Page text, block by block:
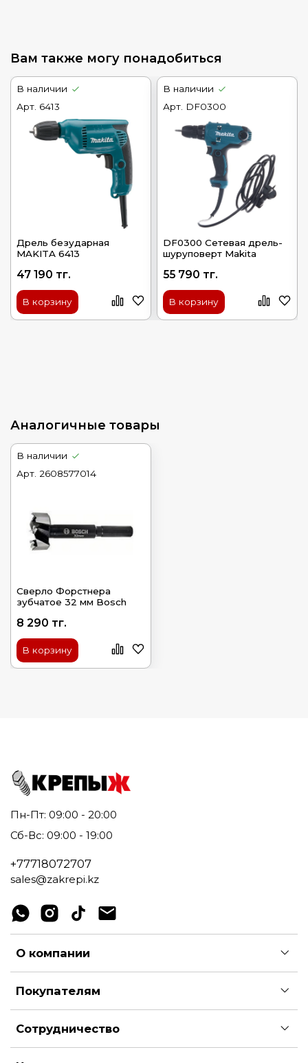
Вам также могу понадобиться
В наличии
Арт. 6413
Дрель безударная
MAKITA 6413
47 190 тг.
В корзину
В наличии
Арт. DF0300
DF0300 Сетевая дрель-
шуруповерт Makita
55 790 тг.
В корзину
Аналогичные товары
В наличии
Арт. 2608577014
Сверло Форстнера
зубчатое 32 мм Bosch
8 290 тг.
В корзину
Пн-Пт: 09:00 - 20:00
Сб-Вс: 09:00 - 19:00
+77718072707
sales@zakrepi.kz
О компании
Покупателям
Сотрудничество